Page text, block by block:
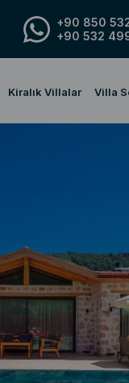
+90 850
+90 532
Kiralık Villalar Villa